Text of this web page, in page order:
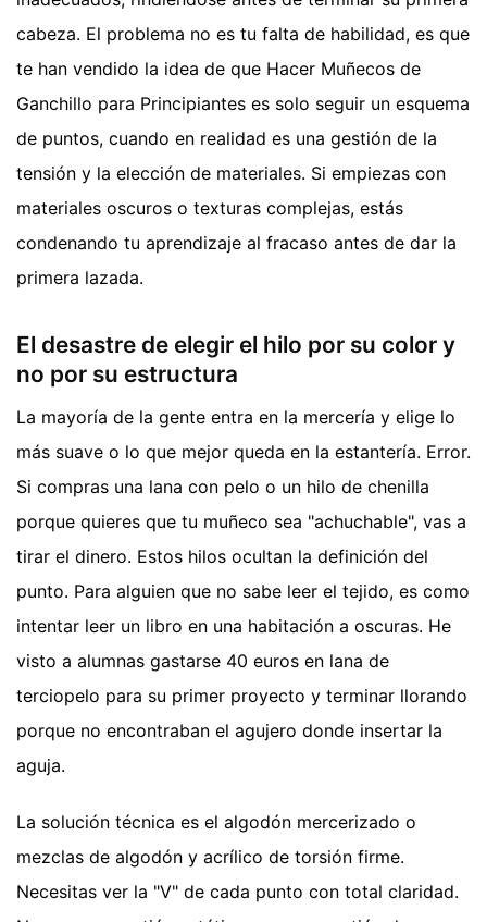
cabeza. El problema no es tu falta de habilidad, es que
te han vendido la idea de que Hacer Muñecos de
Ganchillo para Principiantes es solo seguir un esquema
de puntos, cuando en realidad es una gestión de la
tensión y la elección de materiales. Si empiezas con
materiales oscuros o texturas complejas, estás
condenando tu aprendizaje al fracaso antes de dar la
primera lazada.
El desastre de elegir el hilo por su color y
no por su estructura
La mayoría de la gente entra en la mercería y elige lo
más suave o lo que mejor queda en la estantería. Error.
Si compras una lana con pelo o un hilo de chenilla
porque quieres que tu muñeco sea "achuchable", vas a
tirar el dinero. Estos hilos ocultan la definición del
punto. Para alguien que no sabe leer el tejido, es como
intentar leer un libro en una habitación a oscuras. He
visto a alumnas gastarse 40 euros en lana de
terciopelo para su primer proyecto y terminar llorando
porque no encontraban el agujero donde insertar la
aguja.
La solución técnica es el algodón mercerizado o
mezclas de algodón y acrílico de torsión firme.
Necesitas ver la "V" de cada punto con total claridad.